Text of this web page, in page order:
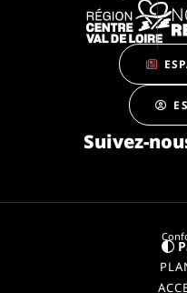
Suivez-